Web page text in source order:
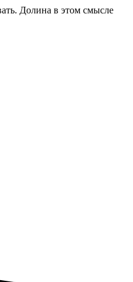
Долина в этом смысле